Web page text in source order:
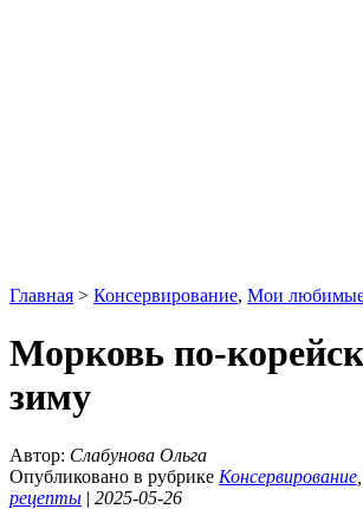
Главная > Консервирование, Мои
Морковь по-
зиму
Автор: Слабунова Ольга
Опубликовано в рубрике Консервирование
рецепты | 2025-05-26